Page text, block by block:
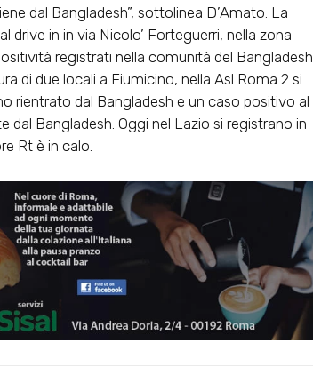
dal Bangladesh”, sottolinea D’Amato. La
drive in in via Nicolo’ Forteguerri, nella zona
registrati nella comunità del Bangladesh
di due locali a Fiumicino, nella Asl Roma 2 si
rientrato dal Bangladesh e un caso positivo al
Bangladesh. Oggi nel Lazio si registrano in
Rt è in calo.